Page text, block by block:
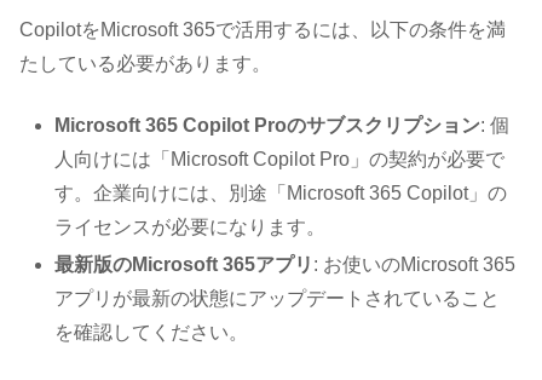
CopilotをMicrosoft 365で活用するには、以下の条件を満
たしている必要があります。
Microsoft 365 Copilot Proのサブスクリプション: 個
人向けには「Microsoft Copilot Pro」の契約が必要で
す。企業向けには、別途「Microsoft 365 Copilot」の
ライセンスが必要になります。
最新版のMicrosoft 365アプリ : お使いのMicrosoft 365
アプリが最新の状態にアップデートされていること
を確認してください。